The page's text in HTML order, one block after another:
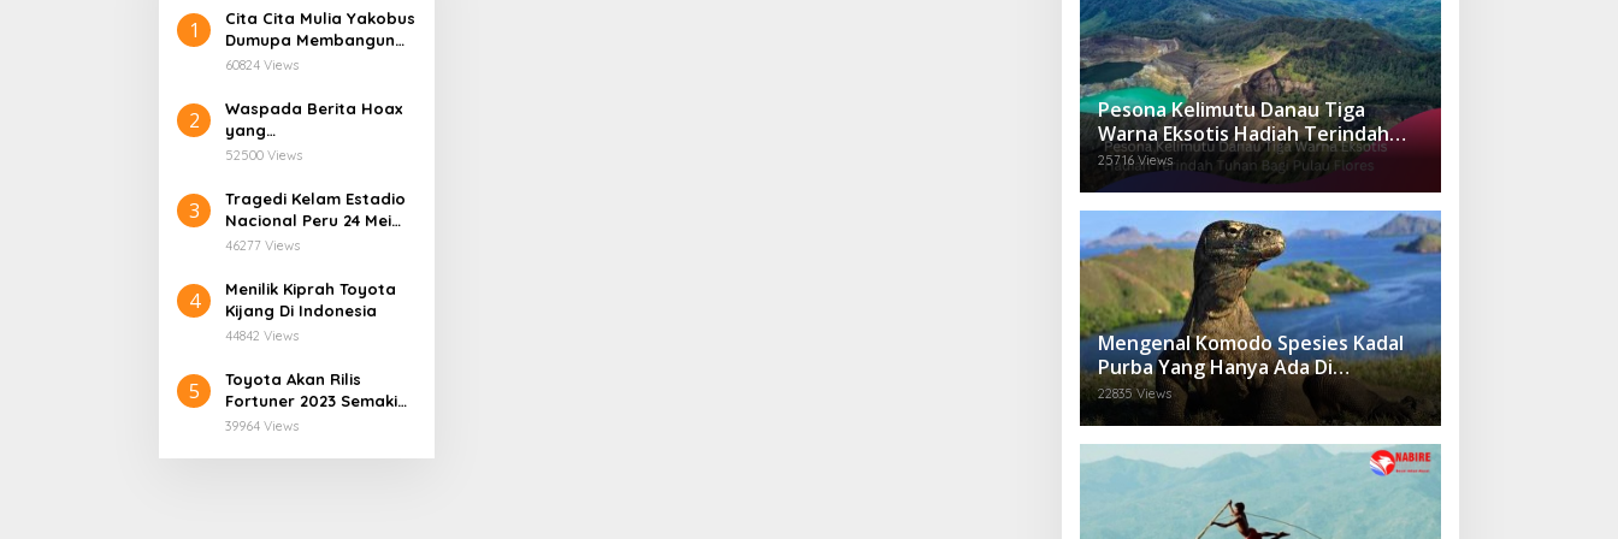
1
Cita Cita Mulia Yakobus
Dumupa Membangun
Tanah Kelahiran.
60824 Views
2
Waspada Berita Hoax
yang
Mengatasnamakan
Provinsi Papua Tengah.
52500 Views
3
Tragedi Kelam Estadio
Nacional Peru 24 Mei
1964
46277 Views
4
Menilik Kiprah Toyota
Kijang Di Indonesia
44842 Views
5
Toyota Akan Rilis
Fortuner 2023 Semakin
User Friendly
39964 Views
Pesona Kelimutu Danau Tiga
Warna Eksotis Hadiah Terindah
Tuhan Bagi Pulau Flores
25716 Views
Mengenal Komodo Spesies Kadal
Purba Yang Hanya Ada Di
Indonesia.
22835 Views